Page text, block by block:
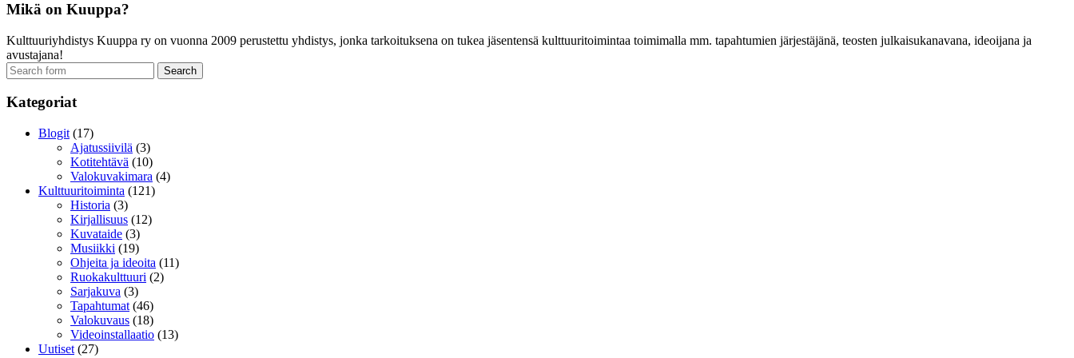
Mikä on Kuuppa?
Kulttuuriyhdistys Kuuppa ry on vuonna 2009 perustettu yhdistys, jonka tarkoituksena on tukea jäsentensä kulttuuritoimintaa toimimalla mm. tapahtumien järjestäjänä, teosten julkaisukanavana, ideoijana ja
avustajana!
Search
for:
Kategoriat
Blogit (17)
Ajatussiivilä (3)
Kotitehtävä (10)
Valokuvakimara (4)
Kulttuuritoiminta (121)
Historia (3)
Kirjallisuus (12)
Kuvataide (3)
Musiikki (19)
Ohjeita ja ideoita (11)
Ruokakulttuuri (2)
Sarjakuva (3)
Tapahtumat (46)
Valokuvaus (18)
Videoinstallaatio (13)
Uutiset (27)